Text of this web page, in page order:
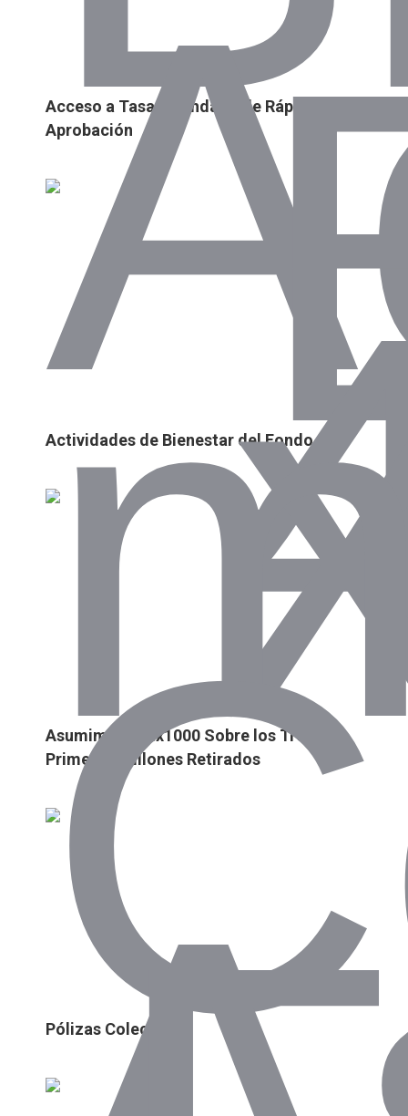
Acceso a Tasas Blandas y de Rápida
Aprobación
Actividades de Bienestar del Fondo
Asumimos el 4x1000 Sobre los Tres
Primeros Millones Retirados
Pólizas Colectivas